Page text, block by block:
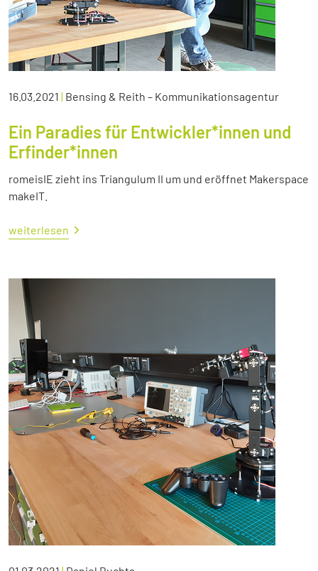
16.03.2021 | Bensing & Reith – Kommunikationsagentur
Ein Paradies für Entwickler*innen und
Erfinder*innen
romeisIE zieht ins Triangulum II um und eröffnet Makerspace
makeIT.
weiterlesen